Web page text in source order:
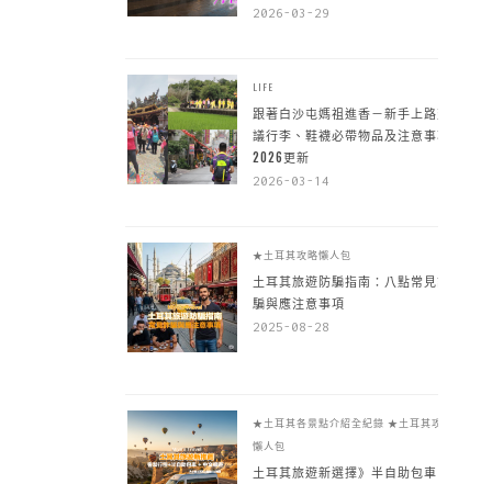
2026-03-29
LIFE
跟著白沙屯媽祖進香－新手上路建
議行李、鞋襪必帶物品及注意事項
2026更新
2026-03-14
★土耳其攻略懶人包
土耳其旅遊防騙指南：八點常見詐
騙與應注意事項
2025-08-28
★土耳其各景點介紹全紀錄 ★土耳其攻略
懶人包
土耳其旅遊新選擇》半自助包車 +